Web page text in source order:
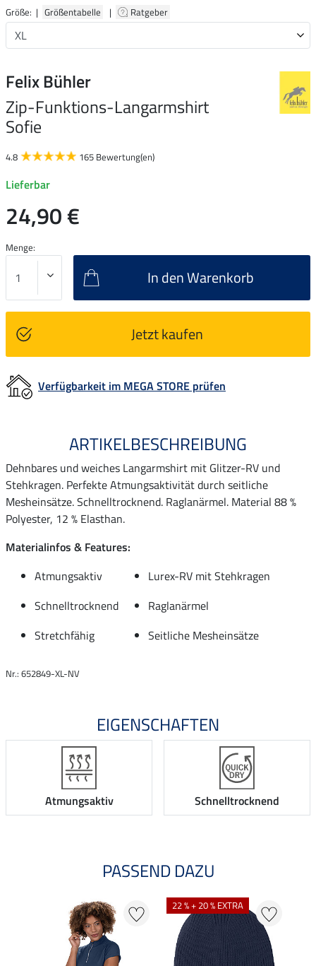
Größe: | Größentabelle | Ratgeber
Felix Bühler
Zip-Funktions-Langarmshirt
Sofie
4.8 165 Bewertung(en)
Lieferbar
24,90 €
Menge:
In den Warenkorb
Jetzt kaufen
Verfügbarkeit im MEGA STORE prüfen
ARTIKELBESCHREIBUNG
Dehnbares und weiches Langarmshirt mit Glitzer-RV und
Stehkragen. Perfekte Atmungsaktivität durch seitliche
Mesheinsätze. Schnelltrocknend. Raglanärmel. Material 88 %
Polyester, 12 % Elasthan.
Materialinfos & Features:
Atmungsaktiv
Lurex-RV mit Stehkragen
Schnelltrocknend
Raglanärmel
Stretchfähig
Seitliche Mesheinsätze
Nr.: 652849-XL-NV
EIGENSCHAFTEN
Atmungsaktiv Schnelltrocknend
PASSEND DAZU
22 % + 20 % EXTRA